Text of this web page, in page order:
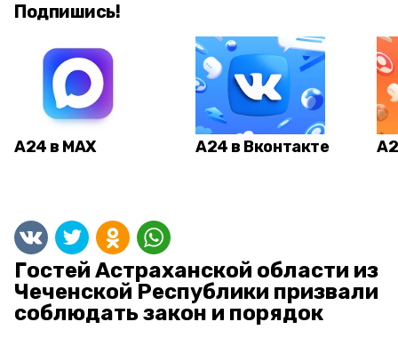
Подпишись!
А24 в MAX А24 в Вконтакте
Гостей Астраханской области из
Чеченской Республики призвали
соблюдать закон и порядок